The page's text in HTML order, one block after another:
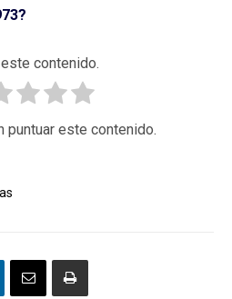
contenido.
puntuar este contenido.